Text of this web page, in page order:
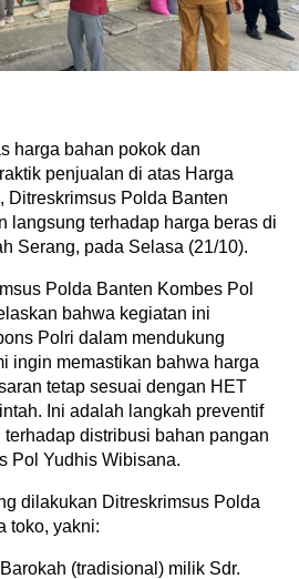
harga bahan pokok dan
penjualan di atas Harga
Ditreskrimsus Polda Banten
langsung terhadap harga beras di
Serang, pada Selasa (21/10).
Polda Banten Kombes Pol
bahwa kegiatan ini
Polri dalam mendukung
ingin memastikan bahwa harga
tetap sesuai dengan HET
Ini adalah langkah preventif
distribusi bahan pangan
Pol Yudhis Wibisana.
dilakukan Ditreskrimsus Polda
toko, yakni:
(tradisional) milik Sdr.